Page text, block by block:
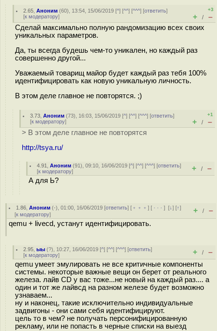
2.65 ,Аноним (60), 13:54, 15/06/2019 [^] [^^] [^^^] [ответить]
[к модератору]
+3
+ / –
Сделай максимально полную рандомизацию всех своих
уникальных параметров.
Да, ты всегда будешь чем-то уникален, но каждый раз
совершенно другой...
Уважаемый товарищ майор будет каждый раз тебя 100%
идентифицировать как новую уникальную личность.
В этом деле главное не повторятся. ;)
3.73 ,Аноним (73), 16:03, 15/06/2019 [^] [^^] [^^^] [ответить]
[к модератору]
+1
+ / –
> В этом деле главное не повторятся
http://tsya.ru/
4.91 ,Аноним (91), 09:10, 16/06/2019 [^] [^^] [^^^] [ответить]
[к модератору] + / –
А для Ь?
1.86 ,Аноним (-), 01:00, 16/06/2019 [ответить] [ ﹢﹢﹢] [ · · ·][↓] [↑]
[к модератору] + / –
qemu + livecd, устанут идентифицировать.
2.95 ,ыы (?), 10:27, 16/06/2019 [^] [^^] [^^^] [ответить]
[к модератору] + / –
qemu умеет эмулировать не все критичные компоненты
системы. некоторые важные вещи он берет от реального
железа. лайв CD у вас тоже...не новый на каждый раз.... а
один и тот же лайвсд на разном железе будет возможно
узнаваем...
ну и наконец, такие исключительно индивидуальные
задвигоны - они сами себя идентифицируют.
цель то в чем? не получать персонифицированную
рекламу, или не попасть в черные списки на выезд